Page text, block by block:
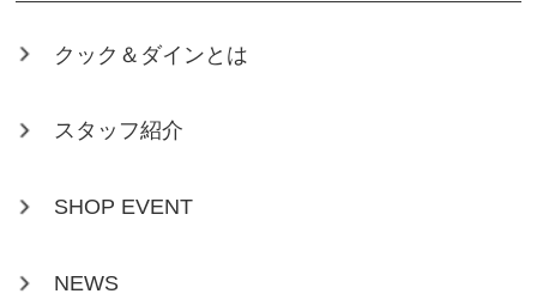
クック＆ダインとは
スタッフ紹介
SHOP EVENT
NEWS